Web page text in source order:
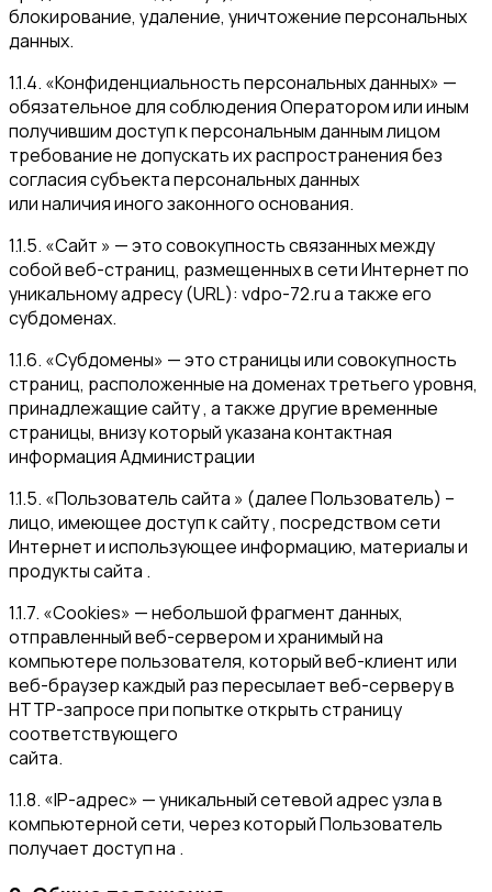
блокирование, удаление, уничтожение персональных
данных.
1.1.4. «Конфиденциальность персональных данных» —
обязательное для соблюдения Оператором или иным
получившим доступ к персональным данным лицом
требование не допускать их распространения без
согласия субъекта персональных данных
или наличия иного законного основания.
1.1.5. «Сайт » — это совокупность связанных между
собой веб-страниц, размещенных в сети Интернет по
уникальному адресу (URL): vdpo-72.ru а также его
субдоменах.
1.1.6. «Субдомены» — это страницы или совокупность
страниц, расположенные на доменах третьего уровня,
принадлежащие сайту , а также другие временные
страницы, внизу который указана контактная
информация Администрации
1.1.5. «Пользователь сайта » (далее Пользователь) –
лицо, имеющее доступ к сайту , посредством сети
Интернет и использующее информацию, материалы и
продукты сайта .
1.1.7. «Cookies» — небольшой фрагмент данных,
отправленный веб-сервером и хранимый на
компьютере пользователя, который веб-клиент или
веб-браузер каждый раз пересылает веб-серверу в
HTTP-запросе при попытке открыть страницу
соответствующего
сайта.
1.1.8. «IP-адрес» — уникальный сетевой адрес узла в
компьютерной сети, через который Пользователь
получает доступ на .